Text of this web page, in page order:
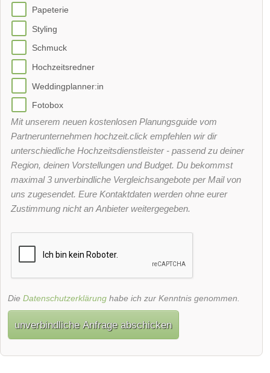
Papeterie
Styling
Schmuck
Hochzeitsredner
Weddingplanner:in
Fotobox
Mit unserem neuen kostenlosen Planungsguide vom
Partnerunternehmen hochzeit.click empfehlen wir dir
unterschiedliche Hochzeitsdienstleister - passend zu deiner
Region, deinen Vorstellungen und Budget. Du bekommst
maximal 3 unverbindliche Vergleichsangebote per Mail von
uns zugesendet. Eure Kontaktdaten werden ohne eurer
Zustimmung nicht an Anbieter weitergegeben.
Die Datenschutzerklärung habe ich zur Kenntnis genommen.
unverbindliche Anfrage abschicken